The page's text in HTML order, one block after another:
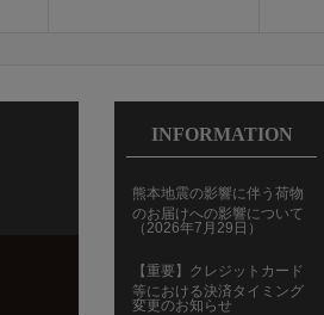
INFORMATION
熊本地震の影響に伴う荷物
のお届けへの影響について
（2026年7月29日）
【重要】クレジットカード
等における決済タイミング
変更のお知らせ